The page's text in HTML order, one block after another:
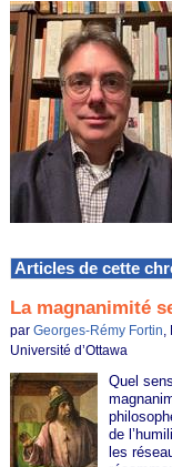
Articles de cette
La magnanimité
parGeorges-Rémy Fortin,
Université d’Ottawa
Quel
de
les